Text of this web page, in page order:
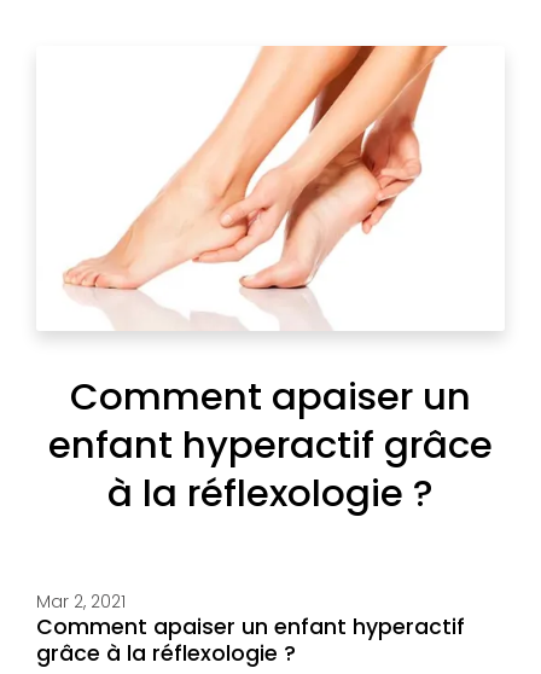
Comment apaiser un
enfant hyperactif grâce
à la réflexologie ?
Mar 2, 2021
Comment apaiser un enfant hyperactif
grâce à la réflexologie ?